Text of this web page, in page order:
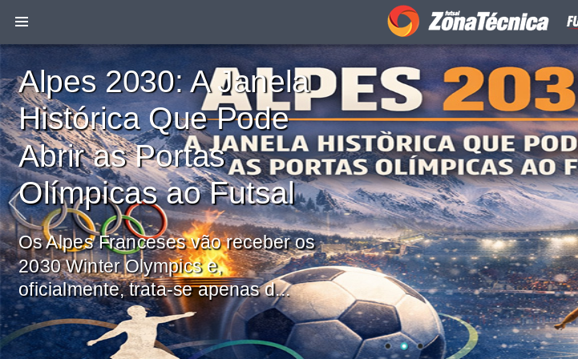
Alpes 2030: A Janela
Histórica Que Pode
Abrir as Portas
Olímpicas ao Futsal
Os Alpes Franceses vão receber os
2030 Winter Olympics e,
oficialmente, trata-se apenas d...